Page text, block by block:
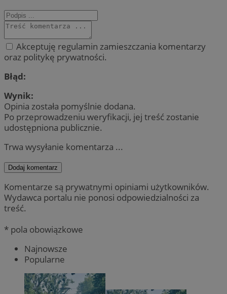
Akceptuję regulamin zamieszczania komentarzy
oraz politykę prywatności.
Błąd:
Wynik:
Opinia została pomyślnie dodana.
Po przeprowadzeniu weryfikacji, jej treść zostanie
udostępniona publicznie.
Trwa wysyłanie komentarza ...
Dodaj komentarz
Komentarze są prywatnymi opiniami użytkowników.
Wydawca portalu nie ponosi odpowiedzialności za
treść.
* pola obowiązkowe
Najnowsze
Popularne